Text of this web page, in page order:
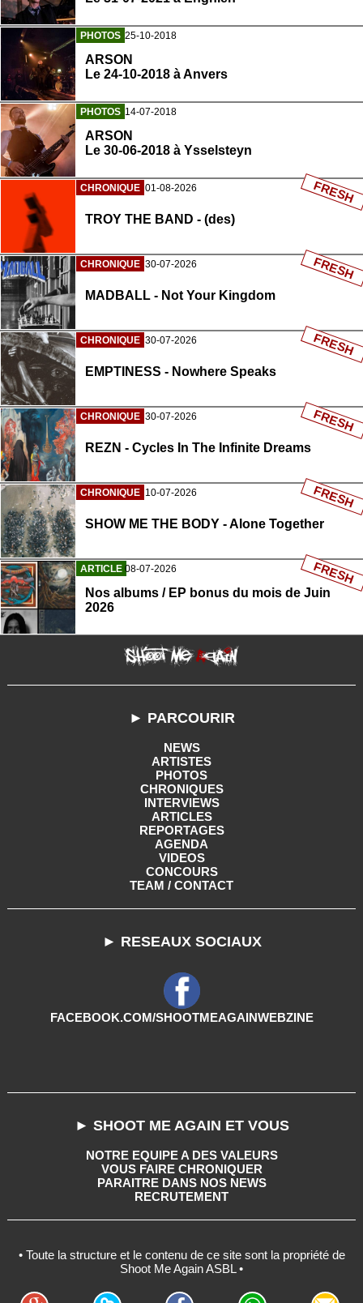
PHOTOS 25-10-2018
ARSON
Le 24-10-2018 à Anvers
PHOTOS 14-07-2018
ARSON
Le 30-06-2018 à Ysselsteyn
CHRONIQUE 01-08-2026
TROY THE BAND - (des)
FRESH
CHRONIQUE 30-07-2026
MADBALL - Not Your Kingdom
FRESH
CHRONIQUE 30-07-2026
EMPTINESS - Nowhere Speaks
FRESH
CHRONIQUE 30-07-2026
REZN - Cycles In The Infinite Dreams
FRESH
CHRONIQUE 10-07-2026
SHOW ME THE BODY - Alone Together
FRESH
ARTICLE 08-07-2026
Nos albums / EP bonus du mois de Juin
2026
FRESH
► PARCOURIR
NEWS
ARTISTES
PHOTOS
CHRONIQUES
INTERVIEWS
ARTICLES
REPORTAGES
AGENDA
VIDEOS
CONCOURS
TEAM / CONTACT
► RESEAUX SOCIAUX
FACEBOOK.COM/SHOOTMEAGAINWEBZINE
► SHOOT ME AGAIN ET VOUS
NOTRE EQUIPE A DES VALEURS
VOUS FAIRE CHRONIQUER
PARAITRE DANS NOS NEWS
RECRUTEMENT
• Toute la structure et le contenu de ce site sont la propriété de
Shoot Me Again ASBL •